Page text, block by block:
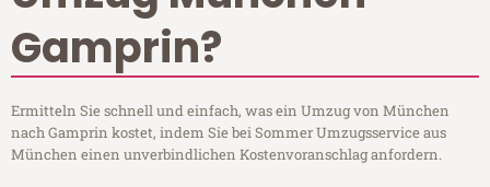
Gamprin?
Ermitteln Sie schnell und einfach, was ein Umzug von München
nach Gamprin kostet, indem Sie bei Sommer Umzugsservice aus
München einen unverbindlichen Kostenvoranschlag anfordern.